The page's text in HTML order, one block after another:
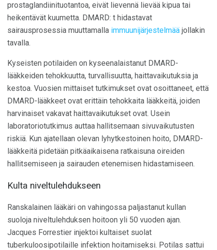
prostaglandiinituotantoa, eivät lievennä lievää kipua tai
heikentävät kuumetta. DMARD: t hidastavat
sairausprosessia muuttamalla immuunijärjestelmää jollakin
tavalla.
Kyseisten potilaiden on kyseenalaistanut DMARD-
lääkkeiden tehokkuutta, turvallisuutta, haittavaikutuksia ja
kestoa. Vuosien mittaiset tutkimukset ovat osoittaneet, että
DMARD-lääkkeet ovat erittäin tehokkaita lääkkeitä, joiden
harvinaiset vakavat haittavaikutukset ovat. Usein
laboratoriotutkimus auttaa hallitsemaan sivuvaikutusten
riskiä. Kun ajatellaan olevan lyhytkestoinen hoito, DMARD-
lääkkeitä pidetään pitkäaikaisena ratkaisuna oireiden
hallitsemiseen ja sairauden etenemisen hidastamiseen.
Kulta niveltulehdukseen
Ranskalainen lääkäri on vahingossa paljastanut kullan
suoloja niveltulehduksen hoitoon yli 50 vuoden ajan.
Jacques Forrestier injektoi kultaiset suolat
tuberkuloosipotilaille infektion hoitamiseksi. Potilas sattui